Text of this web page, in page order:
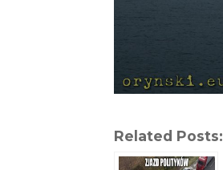
Related Posts: